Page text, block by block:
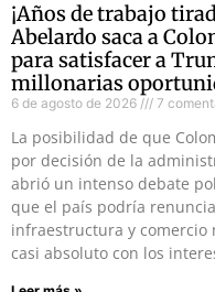
¡Años de trabajo
Abelardo saca a
para satisfacer a
millonarias
6 de agosto de 2026 7
La posibilidad de que
por decisión de la
abrió un intenso debate
que el país podría
infraestructura y
casi absoluto con los